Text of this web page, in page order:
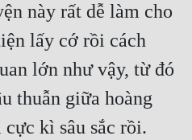
này rất dễ làm cho
lấy cớ rồi cách
lớn như vậy, từ đó
thuẫn giữa hoàng
kì sâu sắc rồi.